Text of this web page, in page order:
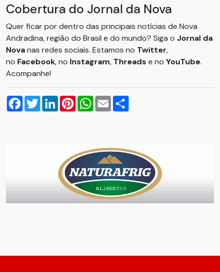
Cobertura do Jornal da Nova
Quer ficar por dentro das principais notícias de Nova
Andradina, região do Brasil e do mundo? Siga o Jornal da
Novanas redes sociais. Estamos no Twitter,
no Facebook, no Instagram, Threads e no YouTube.
Acompanhe!
Facebook
TwitterLinkedInPinterestWhatsApp
Email